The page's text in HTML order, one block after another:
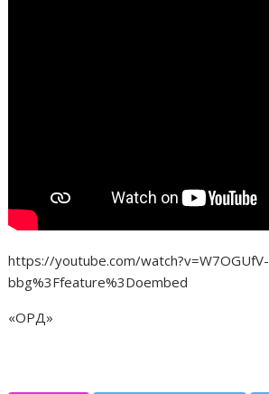
https://youtube.com/watch?v=W7OGUfV-
bbg%3Ffeature%3Doembed
«ОРД»